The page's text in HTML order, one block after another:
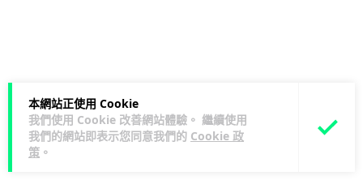
本網站正使用 Cookie
我們使用 Cookie 改善網站體驗。 繼續使用
我們的網站即表示您同意我們的 Cookie 政
策 。